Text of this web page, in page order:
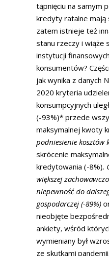
tąpnięciu na samym
kredyty ratalne mają
zatem istnieje też
stanu rzeczy i wiąże
instytucji
konsumentów?
jak wynika z danych
2020 kryteria
konsumpcyjnych
(-93%)* przede
maksymalnej kwoty
podniesienie kosztów
skrócenie
kredytowania (-8%).
większej
niepewność do
gospodarczej (-89%)
nieobjęte
ankiety, wśród
wymieniany był
ze skutkami pandemii.